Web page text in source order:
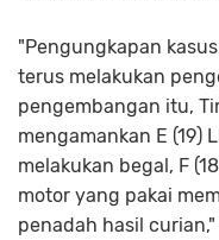
"Pengungkapan
terus melakukan
pengembangan itu,
mengamankan E (19)
melakukan begal, F
motor yang pakai
penadah hasil